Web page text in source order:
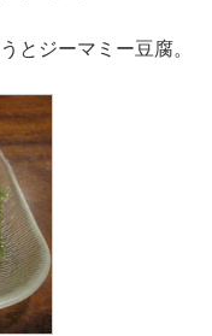
とジーマミー豆腐。